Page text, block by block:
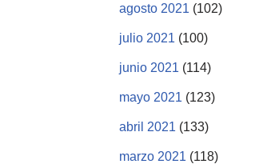
agosto 2021 (102)
julio 2021 (100)
junio 2021 (114)
mayo 2021 (123)
abril 2021 (133)
marzo 2021 (118)